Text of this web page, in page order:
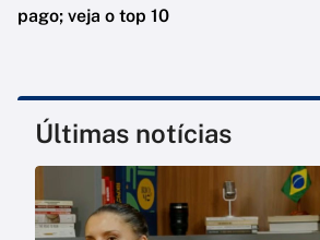
pago; veja o top 10
Últimas notícias